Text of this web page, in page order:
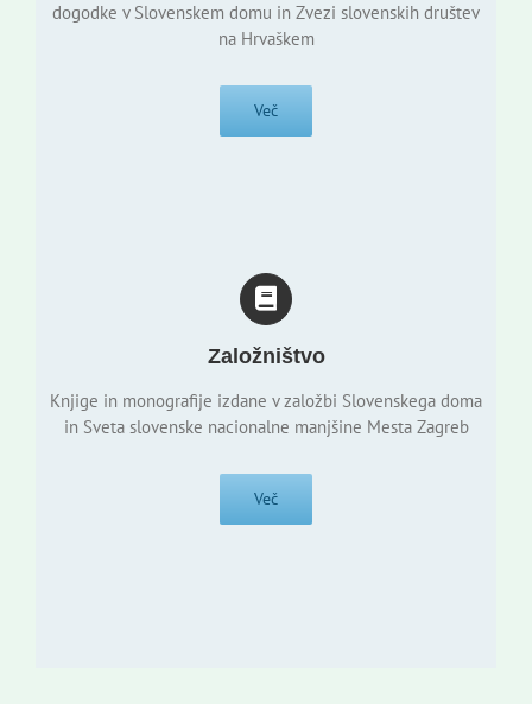
dogodke v Slovenskem domu in Zvezi slovenskih društev
na Hrvaškem
Več
Založništvo
Knjige in monografije izdane v založbi Slovenskega doma
in Sveta slovenske nacionalne manjšine Mesta Zagreb
Več